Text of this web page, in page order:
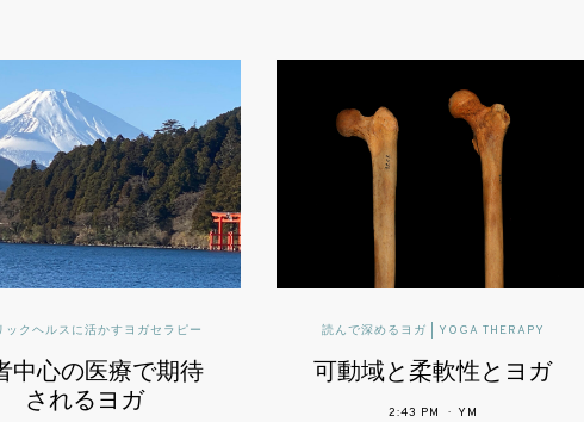
読んで深めるヨガ | YOGA THERAPY
可動域と柔軟性とヨガ
2:43 PM
インフォ ,ヨガセラピー臨床情報＆NEWS
精神疾患を有する入院